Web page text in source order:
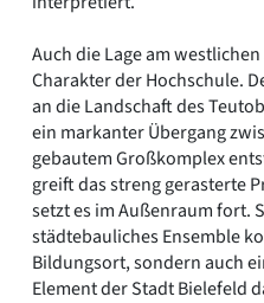
Auch die Lage am
Charakter der Hochschule.
an die Landschaft des
ein markanter Übergang
gebautem Großkomplex
greift das streng gerasterte
setzt es im Außenraum fort.
städtebauliches Ensemble
Bildungsort, sondern auch
Element der Stadt Bielefeld